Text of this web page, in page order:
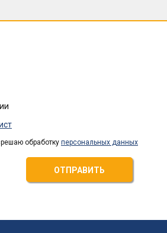
обработку персональных данных
ОТПРАВИТЬ